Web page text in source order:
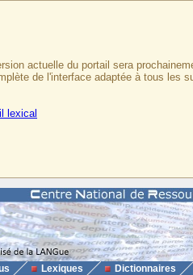
actuelle du portail sera
de l'interface adaptée à tous les
lexical
Lexiques Dictionnaires